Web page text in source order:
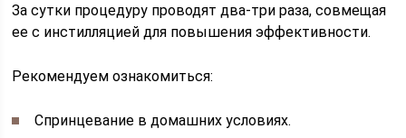
За сутки процедуру проводят два-три раза, совмещая
ее с инстилляцией для повышения эффективности.
Рекомендуем ознакомиться:
Спринцевание в домашних условиях.